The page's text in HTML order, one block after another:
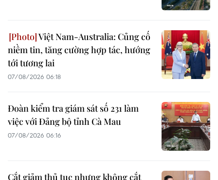
Việt Nam-Australia: Củng cố
niềm tin, tăng cường hợp tác, hướng
tới tương lai
07/08/2026 06:18
Đoàn kiểm tra giám sát số 231 làm
việc với Đảng bộ tỉnh Cà Mau
07/08/2026 06:16
Cắt giảm thủ tục nhưng không cắt